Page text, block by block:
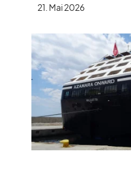
21. Mai 2026